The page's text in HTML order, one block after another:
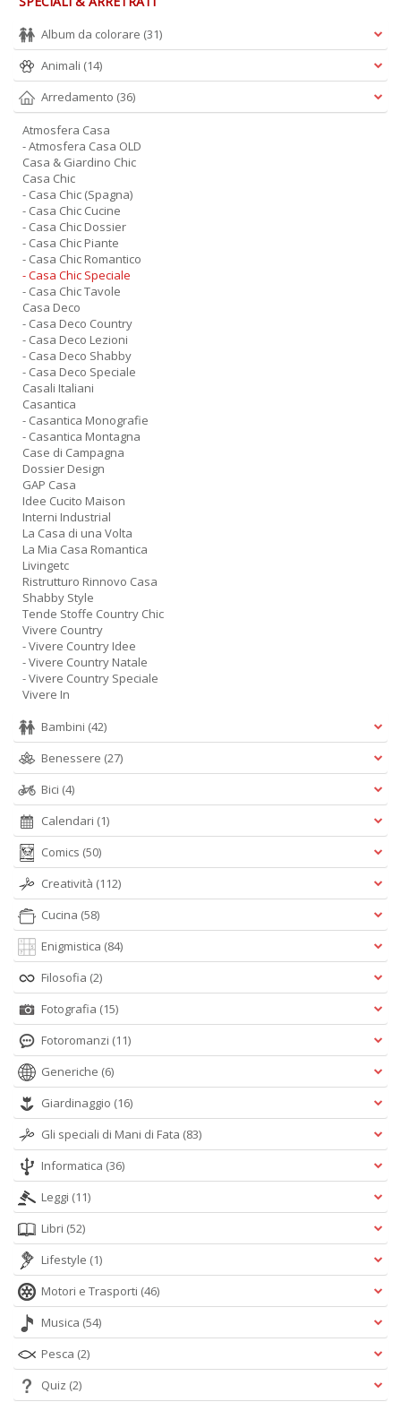
Album da colorare (31)
Animali (14)
Arredamento (36)
Atmosfera Casa
- Atmosfera Casa OLD
Casa & Giardino Chic
Casa Chic
- Casa Chic (Spagna)
- Casa Chic Cucine
- Casa Chic Dossier
- Casa Chic Piante
- Casa Chic Romantico
- Casa Chic Speciale
- Casa Chic Tavole
Casa Deco
- Casa Deco Country
- Casa Deco Lezioni
- Casa Deco Shabby
- Casa Deco Speciale
Casali Italiani
Casantica
- Casantica Monografie
- Casantica Montagna
Case di Campagna
Dossier Design
GAP Casa
Idee Cucito Maison
Interni Industrial
La Casa di una Volta
La Mia Casa Romantica
Livingetc
Ristrutturo Rinnovo Casa
Shabby Style
Tende Stoffe Country Chic
Vivere Country
- Vivere Country Idee
- Vivere Country Natale
- Vivere Country Speciale
Vivere In
Bambini (42)
Benessere (27)
Bici (4)
Calendari (1)
Comics (50)
Creatività (112)
Cucina (58)
Enigmistica (84)
Filosofia (2)
Fotografia (15)
Fotoromanzi (11)
Generiche (6)
Giardinaggio (16)
Gli speciali di Mani di Fata (83)
Informatica (36)
Leggi (11)
Libri (52)
Lifestyle (1)
Motori e Trasporti (46)
Musica (54)
Pesca (2)
Quiz (2)